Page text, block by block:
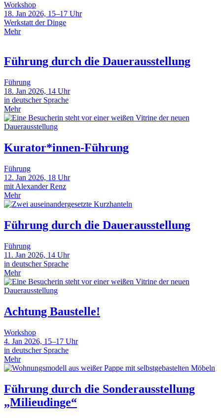
Workshop
18. Jan 2026, 15–17 Uhr
Werkstatt der Dinge
Mehr
Führung durch die Dauerausstellung
Führung
18. Jan 2026, 14 Uhr
in deutscher Sprache
Mehr
Kurator*innen-Führung
Führung
12. Jan 2026, 18 Uhr
mit Alexander Renz
Mehr
Führung durch die Dauerausstellung
Führung
11. Jan 2026, 14 Uhr
in deutscher Sprache
Mehr
Achtung Baustelle!
Workshop
4. Jan 2026, 15–17 Uhr
in deutscher Sprache
Mehr
Führung durch die Sonderausstellung
„Milieudinge“